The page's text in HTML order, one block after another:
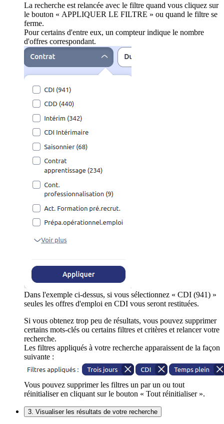
La recherche est relancée avec le filtre quand vous cliquez sur
le bouton « APPLIQUER LE FILTRE » ou quand le filtre se
ferme.
Pour certains d'entre eux, un compteur indique le nombre
d'offres correspondant.
Dans l'exemple ci-dessus, si vous sélectionnez « CDI (941) »
seules les offres d'emploi en CDI vous seront restituées.
Si vous obtenez trop peu de résultats, vous pouvez supprimer
certains mots-clés ou certains filtres et critères et relancer votre
recherche.
Les filtres appliqués à votre recherche apparaissent de la façon
suivante :
Vous pouvez supprimer les filtres un par un ou tout
réinitialiser en cliquant sur le bouton « Tout réinitialiser ».
3. Visualiser les résultats de votre recherche